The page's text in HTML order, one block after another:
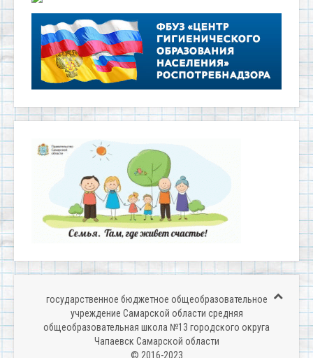
государственное бюджетное общеобразовательное
учреждение Самарской области средняя
общеобразовательная школа №13 городского округа
Чапаевск Самарской области
© 2016-2023